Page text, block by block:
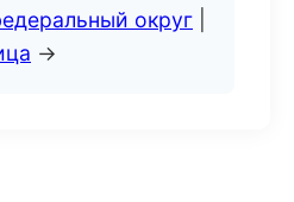
округ
→